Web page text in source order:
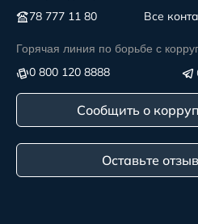
78 777 11 80 Все
Горячая линия по борьбе с
0 800 120 8888
Сообщить о
Оставьте отзыв